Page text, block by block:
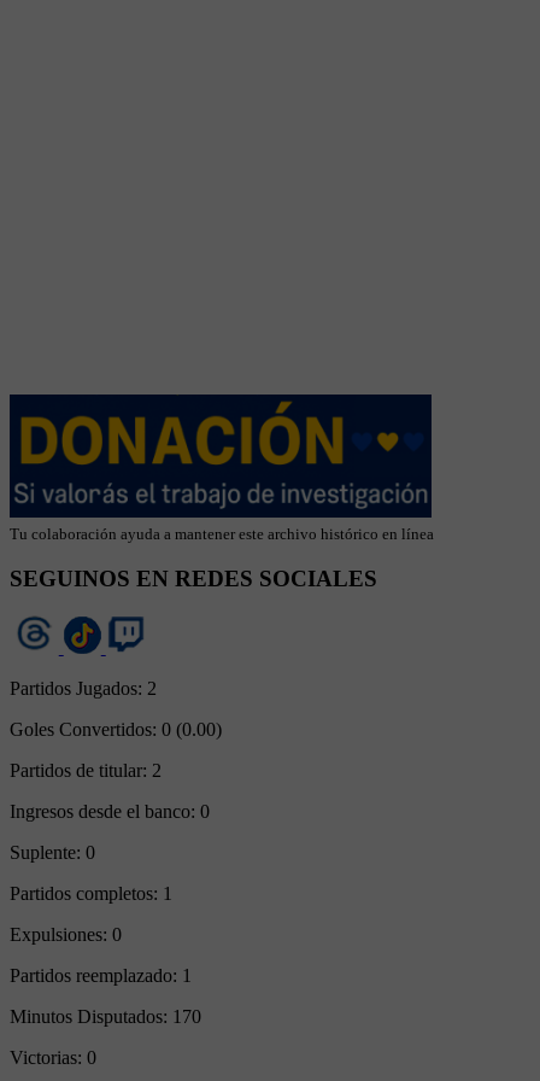
Tu colaboración ayuda a mantener este archivo histórico en línea
SEGUINOS EN REDES SOCIALES
Partidos Jugados: 2
Goles Convertidos: 0 (0.00)
Partidos de titular: 2
Ingresos desde el banco: 0
Suplente: 0
Partidos completos: 1
Expulsiones: 0
Partidos reemplazado: 1
Minutos Disputados: 170
Victorias: 0